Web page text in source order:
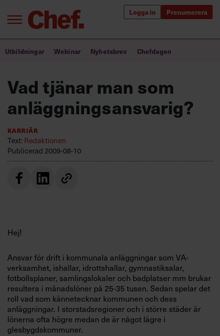
Logga in Prenumerera
Annonsera
Sök
efter:
Bra ledare förändrar världen
Utbildning för ledare
Chefakademin+
Populära utbildningar
Utbildningar Webinar Nyhetsbrev Chefdagen
Vad tjänar man som
anläggningsansvarig?
Karriär
Text:Redaktionen
Publicerad 2009-08-10
Hej!
Ansvar för drift i kommunala anläggningar som VA-
verksamhet, ishallar, idrottshallar, gymnastiksalar,
fotbollsplaner, samlingslokaler och badplatser mm brukar
resultera i månadslöner på 25-35 tusen. Sedan spelar det
roll vad som kännetecknar kommunen och dess
anläggningar. I storstadsregioner och i större städer är
lönerna ofta högre medan de är något lägre i
glesbygdskommuner.